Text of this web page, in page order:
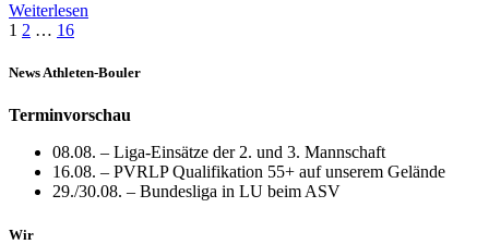
Weiterlesen
Seitennummerierung
der
1 2 … 16
News Athleten-Bouler
Terminvorschau
08.08. – Liga-Einsätze der 2. und 3. Mannschaft
16.08. – PVRLP Qualifikation 55+ auf unserem Gelände
29./30.08. – Bundesliga in LU beim ASV
Wir